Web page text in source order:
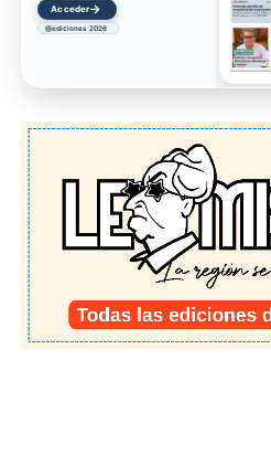
Acceder→
ediciones 2026